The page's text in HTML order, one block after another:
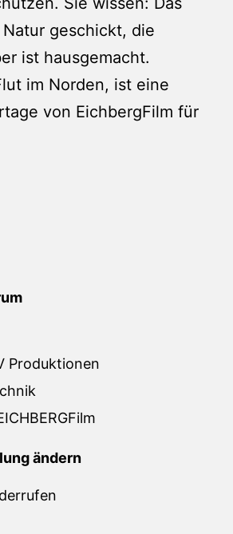
geschickt, die
ist hausgemacht.
im Norden, ist eine
von EichbergFilm für
Produktionen
ändern